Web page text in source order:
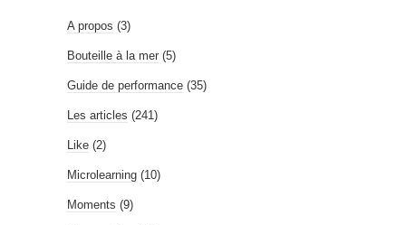
A propos (3)
Bouteille à la mer (5)
Guide de performance (35)
Les articles (241)
Like (2)
Microlearning (10)
Moments (9)